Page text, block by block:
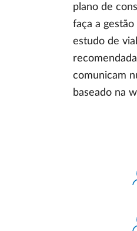
plano de
faça a
estudo de
comunicam
baseado na